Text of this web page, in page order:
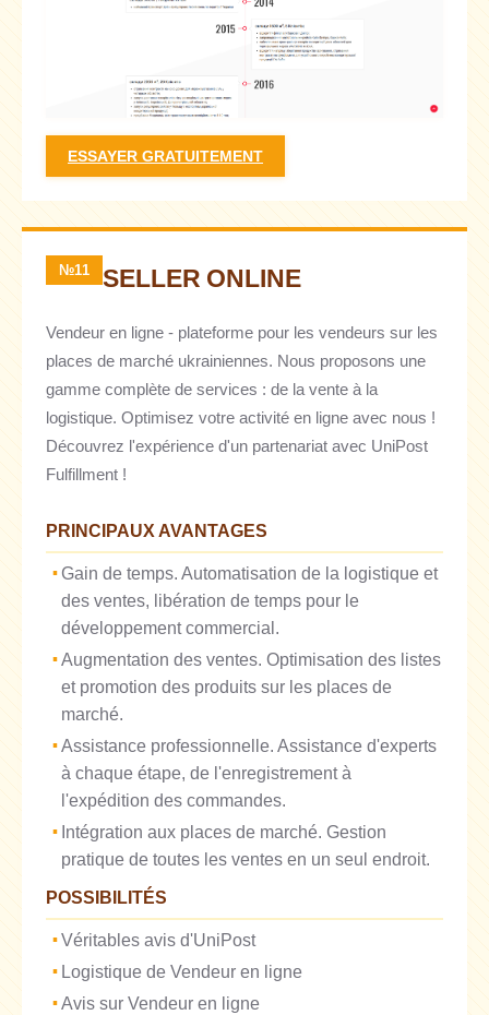
ESSAYER GRATUITEMENT
№11 SELLER ONLINE
Vendeur en ligne - plateforme pour les vendeurs sur les
places de marché ukrainiennes. Nous proposons une
gamme complète de services : de la vente à la
logistique. Optimisez votre activité en ligne avec nous !
Découvrez l'expérience d'un partenariat avec UniPost
Fulfillment !
PRINCIPAUX AVANTAGES
Gain de temps. Automatisation de la logistique et
des ventes, libération de temps pour le
développement commercial.
Augmentation des ventes. Optimisation des listes
et promotion des produits sur les places de
marché.
Assistance professionnelle. Assistance d'experts
à chaque étape, de l'enregistrement à
l'expédition des commandes.
Intégration aux places de marché. Gestion
pratique de toutes les ventes en un seul endroit.
POSSIBILITÉS
Véritables avis d'UniPost
Logistique de Vendeur en ligne
Avis sur Vendeur en ligne